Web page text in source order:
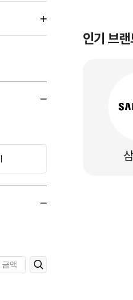
인기 브